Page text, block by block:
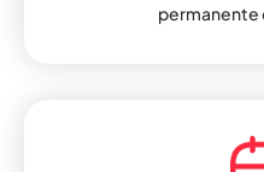
permanente